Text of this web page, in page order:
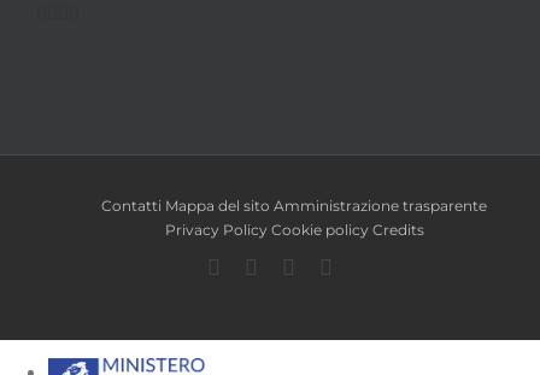
Contatti Mappa del sito Amministrazione trasparente
Privacy Policy Cookie policy Credits
Facebook
TwitterYouTube